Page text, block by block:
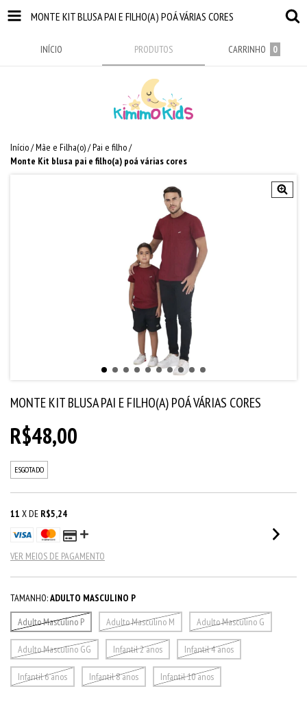
MONTE KIT BLUSA PAI E FILHO(A) POÁ VÁRIAS CORES
INÍCIO PRODUTOS CARRINHO 0
Início/Mãe e Filha(o)/Pai e filho/
Monte Kit blusa pai e filho(a) poá várias cores
MONTE KIT BLUSA PAI E FILHO(A) POÁ VÁRIAS CORES
R$48,00
ESGOTADO
11 X DE R$5,24
VER MEIOS DE PAGAMENTO
TAMANHO:ADULTO MASCULINO P
Adulto Masculino P
Adulto Masculino M Adulto Masculino G
Adulto Masculino GG Infantil 2 anos Infantil 4 anos
Infantil 6 anos Infantil 8 anos Infantil 10 anos